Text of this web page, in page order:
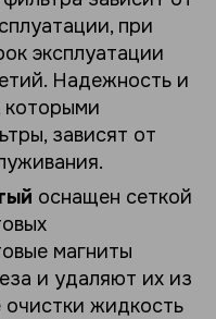
при
эксплуатации
Надежность и
которыми
зависят от
оснащен сеткой
магниты
и удаляют их из
жидкость